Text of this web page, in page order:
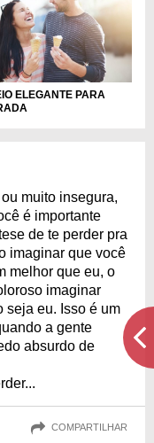
ELEGANTE PARA
muito insegura,
é importante
de te perder pra
imaginar que você
melhor que eu, o
imaginar
seja eu. Isso é um
a gente
absurdo de
COMPARTILHAR